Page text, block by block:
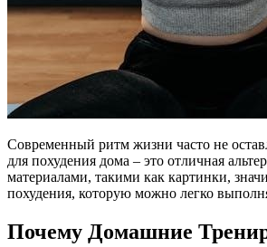
Современный ритм жизни часто не
для похудения дома – это отличная
материалами, такими как картинки,
похудения, которую можно легко
Почему Домашние